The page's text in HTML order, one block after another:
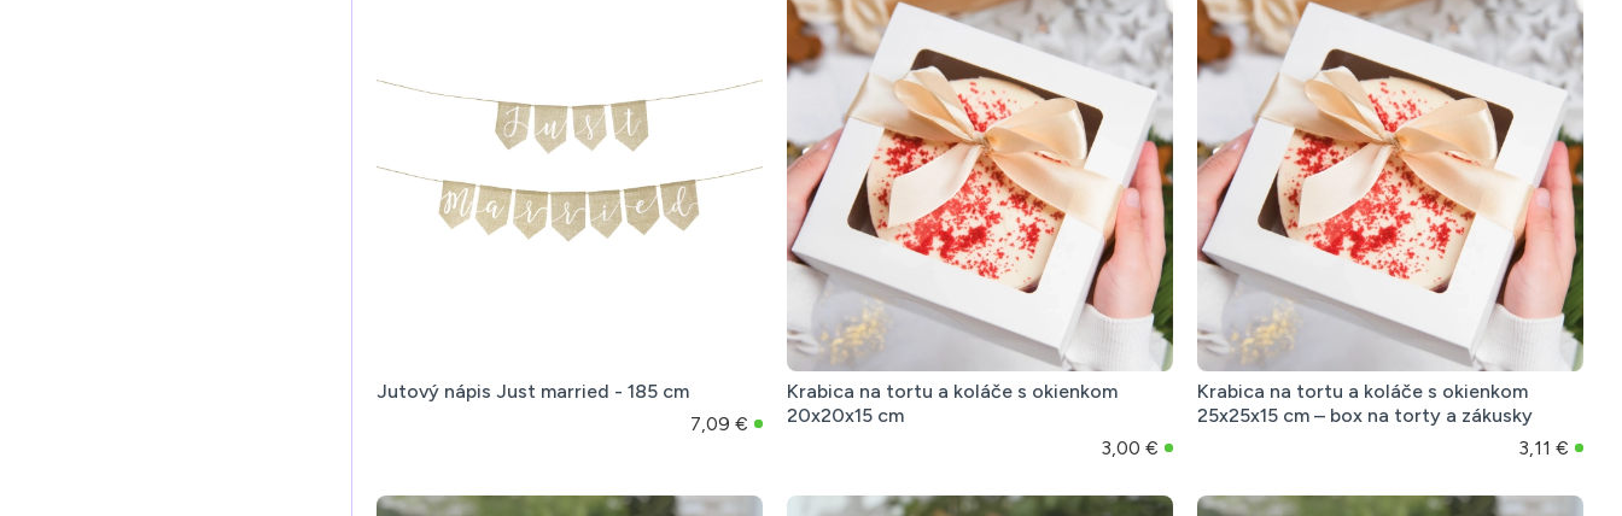
Jutový nápis Just married - 185 cm
7,09 €
Krabica na tortu a koláče s okienkom
20x20x15 cm
3,00 €
Krabica na tortu a koláče s okienkom
25x25x15 cm – box na torty a zákusky
3,11 €